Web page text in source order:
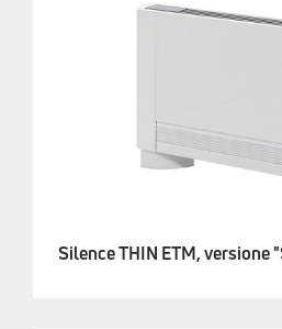
Silence THIN ETM, versione